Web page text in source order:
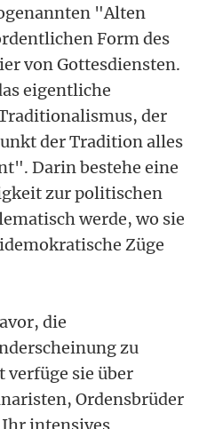
"Alten
Form des
von Gottesdiensten.
eigentliche
der
der Tradition alles
Darin bestehe eine
zur politischen
werde, wo sie
Züge
die
zu
verfüge sie über
Ordensbrüder
Ihr intensives